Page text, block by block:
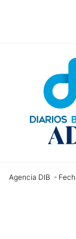
Agencia DIB -